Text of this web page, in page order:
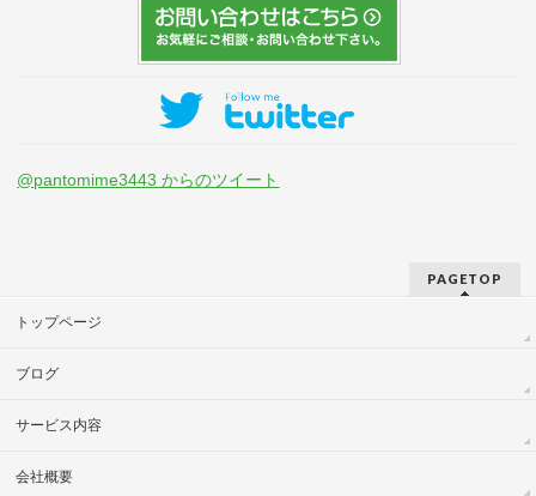
@pantomime3443 からのツイート
PAGETOP
トップページ
ブログ
サービス内容
会社概要